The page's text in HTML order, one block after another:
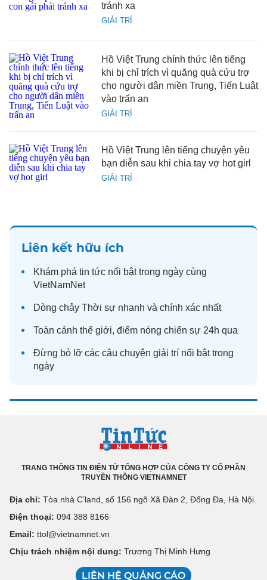
GIẢI TRÍ
tránh xa
GIẢI TRÍ
Hồ Việt Trung chính thức lên tiếng
khi bị chỉ trích vì quăng quà cứu trợ
cho người dân miền Trung, Tiến Luật
vào trấn an
GIẢI TRÍ
Hồ Việt Trung lên tiếng chuyện yêu
bạn diễn sau khi chia tay vợ hot girl
Liên kết hữu ích
Khám phá tin tức nổi bật trong ngày cùng
VietNamNet
Dòng chảy Thời sự nhanh và chính xác nhất
Toàn cảnh thế giới, điểm nóng chiến sự 24h qua
Đừng bỏ lỡ các câu chuyện giải trí nổi bật trong
ngày
TRANG THÔNG TIN ĐIỆN TỬ TỔNG HỢP CỦA CÔNG TY CỔ PHẦN
TRUYỀN THÔNG VIETNAMNET
Địa chỉ: Tòa nhà C’land, số 156 ngõ Xã Đàn 2, Đống Đa, Hà Nội
Điện thoại: 094 388 8166
Email: ttol@vietnamnet.vn
Chịu trách nhiệm nội dung: Trương Thị Minh Hưng
LIÊN HỆ QUẢNG CÁO